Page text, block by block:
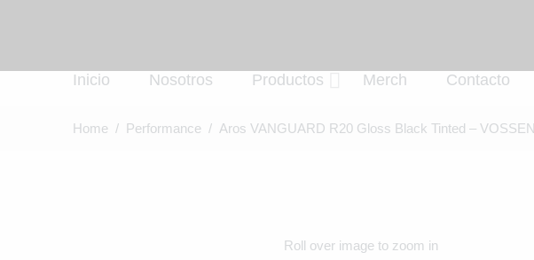
Inicio Nosotros Productos Merch Contacto
Home / Performance / Aros VANGUARD R20 Gloss Black Tinted – VOSSEN
Roll over image to zoom in